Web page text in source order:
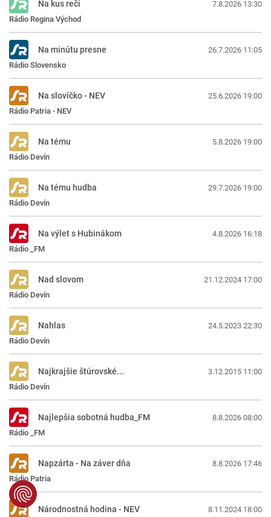
Rádio Regina Východ
Na kus reči 7.8.2026 13:30
Rádio Slovensko
Na minútu presne 26.7.2026 11:05
Rádio Patria - NEV
Na slovíčko - NEV 25.6.2026 19:00
Rádio Devín
Na tému 5.8.2026 19:00
Rádio Devín
Na tému hudba 29.7.2026 19:00
Rádio _FM
Na výlet s Hubinákom 4.8.2026 16:18
Rádio Devín
Nad slovom 21.12.2024 17:00
Rádio Devín
Nahlas 24.5.2023 22:30
Rádio Devín
Najkrajšie štúrovské... 3.12.2015 11:00
Rádio _FM
Najlepšia sobotná hudba_FM 8.8.2026 08:00
Rádio Patria
Napzárta - Na záver dňa 8.8.2026 17:46
Národnostná hodina - NEV 8.11.2024 18:00